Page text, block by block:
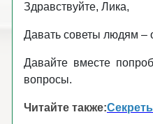
Здравствуйте, Лика,
Давать советы людям –
Давайте вместе
вопросы.
Читайте также: